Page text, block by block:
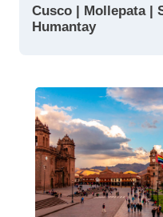
Cusco | Mollepata |
Humantay